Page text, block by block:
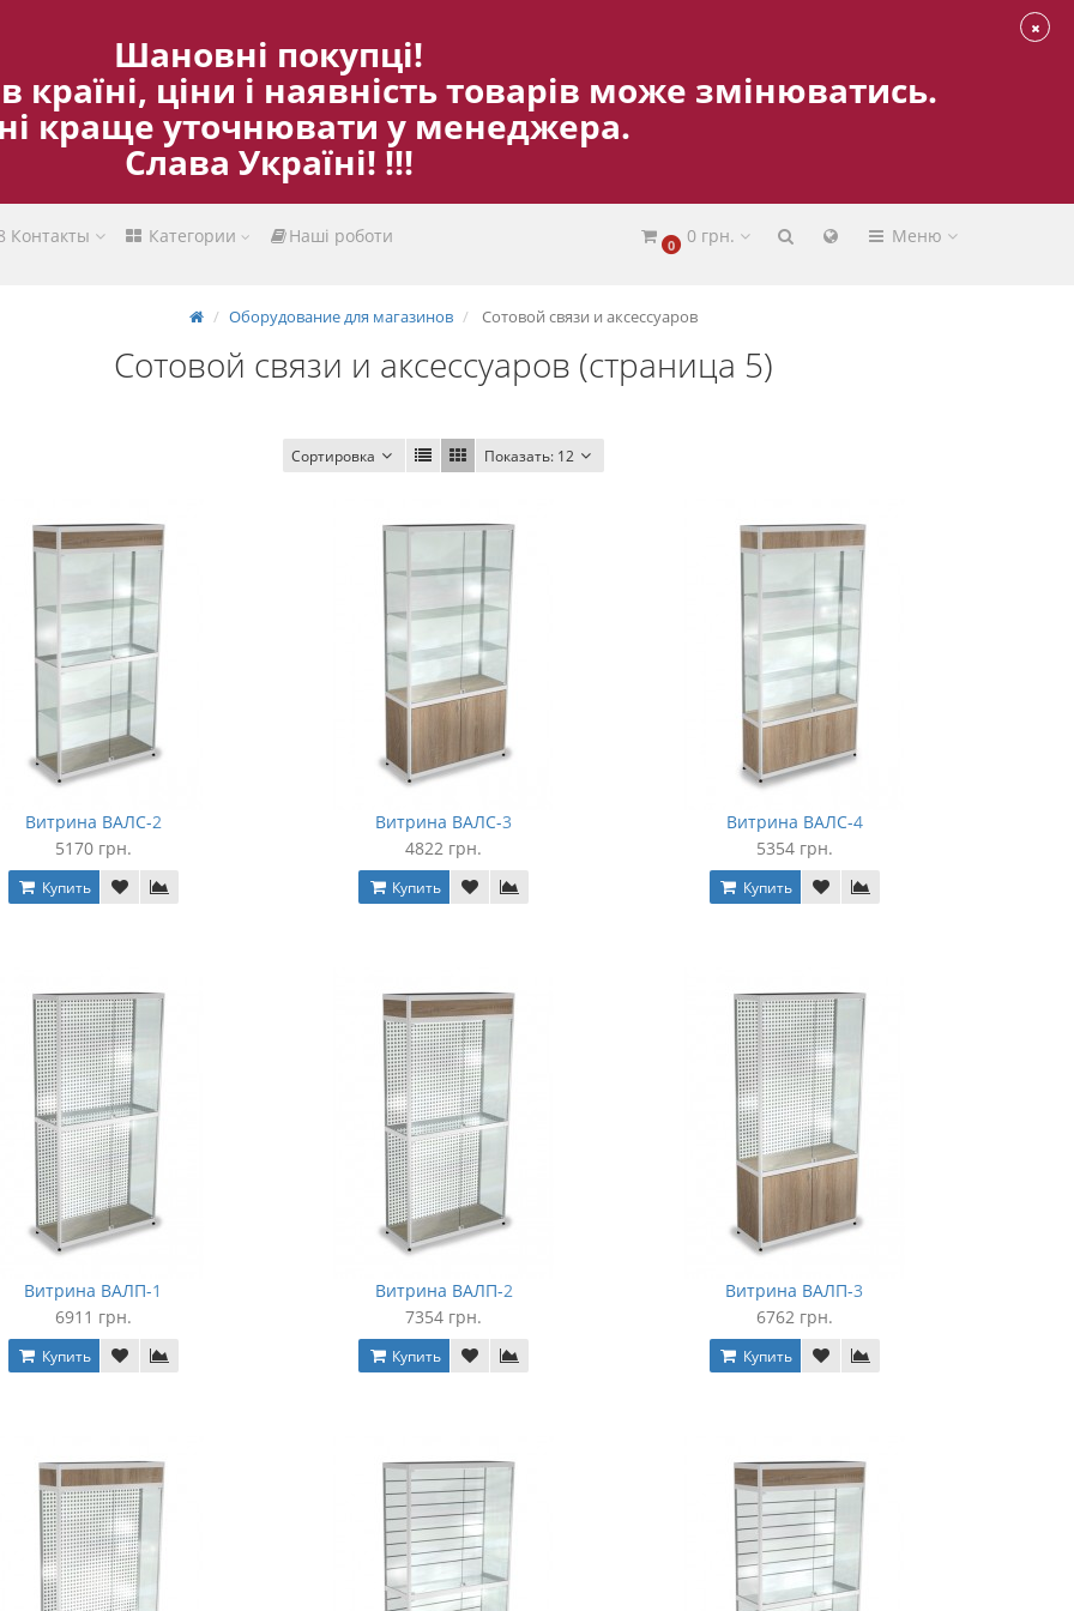
Шановні покупці!
країні, ціни і наявність товарів може змінюватись.
краще уточнювати у менеджера.
Слава Україні! !!!
Контакты Категории Наші роботи 0 0 грн. Меню
Оборудование для магазинов Сотовой связи и аксессуаров
Сотовой связи и аксессуаров (страница 5)
Сортировка Показать: 12
Витрина ВАЛС-2
5170 грн.
Купить
Витрина ВАЛС-3
4822 грн.
Купить
Витрина ВАЛС-4
5354 грн.
Купить
Витрина ВАЛП-1
6911 грн.
Купить
Витрина ВАЛП-2
7354 грн.
Купить
Витрина ВАЛП-3
6762 грн.
Купить